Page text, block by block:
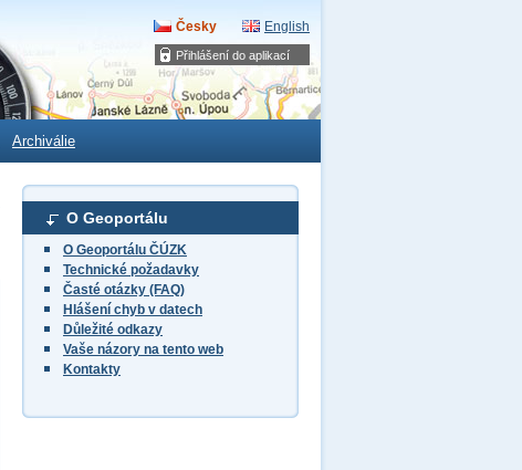
Přihlášení do aplikací
Česky English
Archiválie
O Geoportálu
O Geoportálu ČÚZK
Technické požadavky
Časté otázky (FAQ)
Hlášení chyb v datech
Důležité odkazy
Vaše názory na tento web
Kontakty